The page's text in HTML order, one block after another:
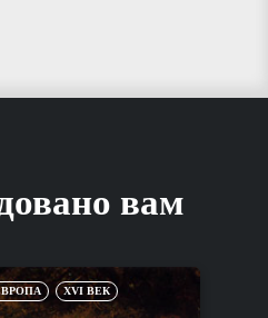
вам
XVI ВЕК